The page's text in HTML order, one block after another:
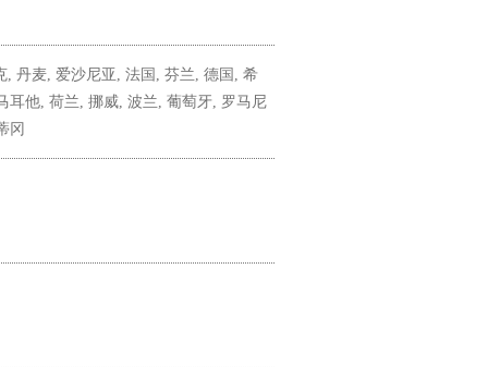
, 丹麦, 爱沙尼亚, 法国, 芬兰, 德国, 希
耳他, 荷兰, 挪威, 波兰, 葡萄牙, 罗马尼
冈